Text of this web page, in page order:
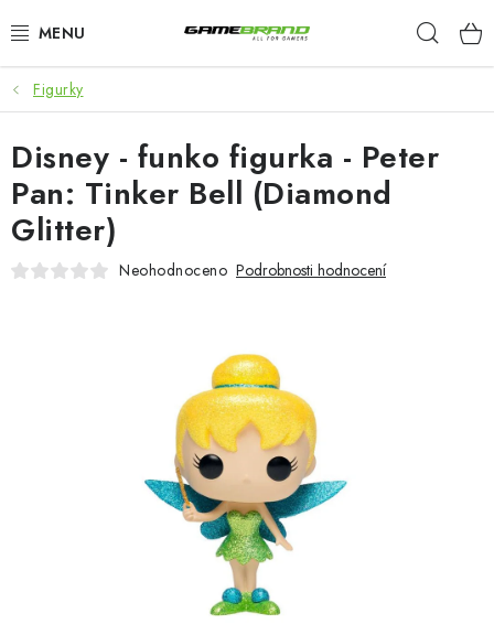
na
KATEGORIE
FILMY A SERIÁLY
HRY
ZNAČKY
Doprava a platba Kontakt
Figurky
Disney - funko figurka - Peter
Pan: Tinker Bell (Diamond
Glitter)
Neohodnoceno Podrobnosti hodnocení